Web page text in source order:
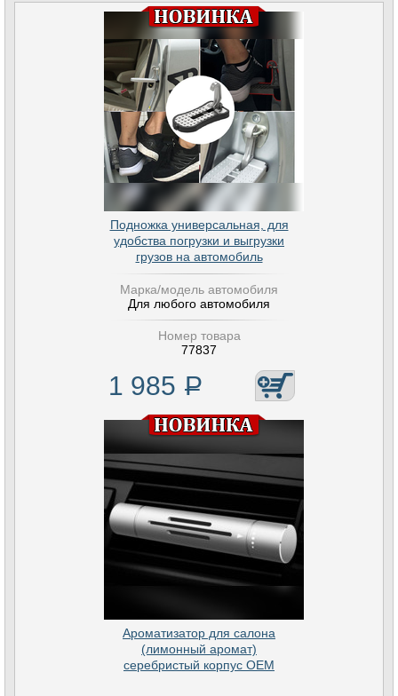
Подножка универсальная, для
удобства погрузки и выгрузки
грузов на автомобиль
Марка/модель автомобиля
Для любого автомобиля
Номер товара
77837
1 985 Р
Ароматизатор для салона
(лимонный аромат)
серебристый корпус OEM